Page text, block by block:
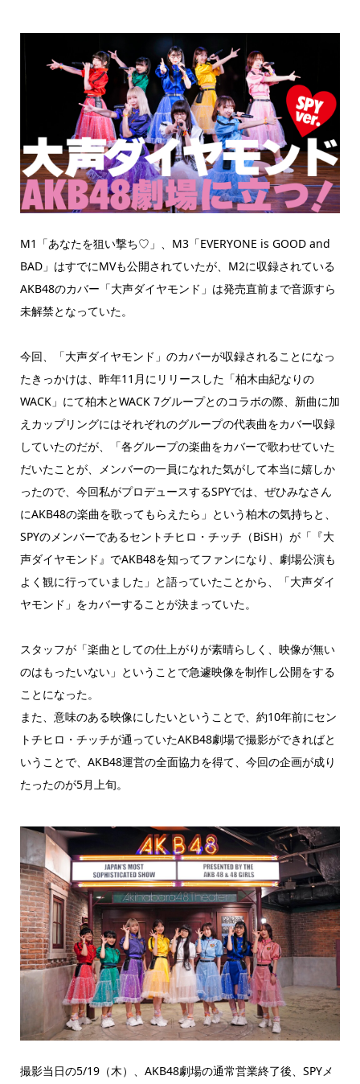
M1「あなたを狙い撃ち♡」、M3「EVERYONE is GOOD and
BAD」はすでにMVも公開されていたが、M2に収録されている
AKB48のカバー「大声ダイヤモンド」は発売直前まで音源すら
未解禁となっていた。
今回、「大声ダイヤモンド」のカバーが収録されることになっ
たきっかけは、昨年11月にリリースした「柏木由紀なりの
WACK」にて柏木とWACK 7グループとのコラボの際、新曲に加
えカップリングにはそれぞれのグループの代表曲をカバー収録
していたのだが、「各グループの楽曲をカバーで歌わせていた
だいたことが、メンバーの一員になれた気がして本当に嬉しか
ったので、今回私がプロデュースするSPYでは、ぜひみなさん
にAKB48の楽曲を歌ってもらえたら」という柏木の気持ちと、
SPYのメンバーであるセントチヒロ・チッチ（BiSH）が「『大
声ダイヤモンド』でAKB48を知ってファンになり、劇場公演も
よく観に行っていました」と語っていたことから、「大声ダイ
ヤモンド」をカバーすることが決まっていた。
スタッフが「楽曲としての仕上がりが素晴らしく、映像が無い
のはもったいない」ということで急遽映像を制作し公開をする
ことになった。
また、意味のある映像にしたいということで、約10年前にセン
トチヒロ・チッチが通っていたAKB48劇場で撮影ができればと
いうことで、AKB48運営の全面協力を得て、今回の企画が成り
たったのが5月上旬。
撮影当日の5/19（木）、AKB48劇場の通常営業終了後、SPYメ